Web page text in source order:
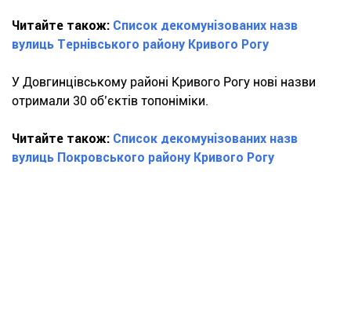
Читайте також: Список декомунізованих назв
вулиць Тернівського району Кривого Рогу
У Довгинцівському районі Кривого Рогу нові назви
отримали 30 об’єктів топоніміки.
Читайте також: Список декомунізованих назв
вулиць Покровського району Кривого Рогу